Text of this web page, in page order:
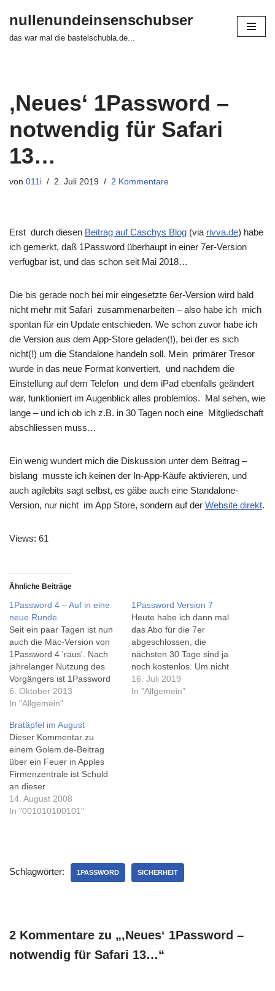
Zum
nullenundeinsenschubser
das war mal die bastelschubla.de...
‚Neues‘ 1Password –
notwendig für Safari
13…
von 011i 2. Juli 2019 2 Kommentare
Erst durch diesen Beitrag auf Caschys Blog (via rivva.de) habe
ich gemerkt, daß 1Password überhaupt in einer 7er-Version
verfügbar ist, und das schon seit Mai 2018…
Die bis gerade noch bei mir eingesetzte 6er-Version wird bald
nicht mehr mit Safari zusammenarbeiten – also habe ich mich
spontan für ein Update entschieden. We schon zuvor habe ich
die Version aus dem App-Store geladen(!), bei der es sich
nicht(!) um die Standalone handeln soll. Mein primärer Tresor
wurde in das neue Format konvertiert, und nachdem die
Einstellung auf dem Telefon und dem iPad ebenfalls geändert
war, funktioniert im Augenblick alles problemlos. Mal sehen, wie
lange – und ich ob ich z.B. in 30 Tagen noch eine Mitgliedschaft
abschliessen muss…
Ein wenig wundert mich die Diskussion unter dem Beitrag –
bislang musste ich keinen der In-App-Käufe aktivieren, und
auch agilebits sagt selbst, es gäbe auch eine Standalone-
Version, nur nicht im App Store, sondern auf der Website direkt.
Views: 61
Ähnliche Beiträge
1Password 4 – Auf in eine
neue Runde.
Seit ein paar Tagen ist nun
auch die Mac-Version von
1Password 4 'raus'. Nach
jahrelanger Nutzung des
Vorgängers ist 1Password
für mich nicht mehr aus
dem Alltag wegzudenken. In
auch mir die neue
Oberfläche noch ein wenig
besser und einfacher
gestaltet. Nachdem zum
1.9. der Dropbox-Snyc…
6. Oktober 2013
In "Allgemein"
1Password Version 7
Heute habe ich dann mal
das Abo für die 7er
abgeschlossen, die
nächsten 30 Tage sind ja
noch kostenlos. Um nicht
schon wieder ein Update zu
verpassen, bin ich nun von
16. Juli 2019
In "Allgemein"
Bratäpfel im August
Dieser Kommentar zu
einem Golem.de-Beitrag
über ein Feuer in Apples
Firmenzentrale ist Schuld
an dieser
vorweihnachtlichen
Überschrift. Ich mag ja
Glück war ich von den
Problemen mit mobile.me
14. August 2008
In "001010100101"
Schlagwörter: 1PASSWORD SICHERHEIT
2 Kommentare zu „‚Neues‘ 1Password –
notwendig für Safari 13…“